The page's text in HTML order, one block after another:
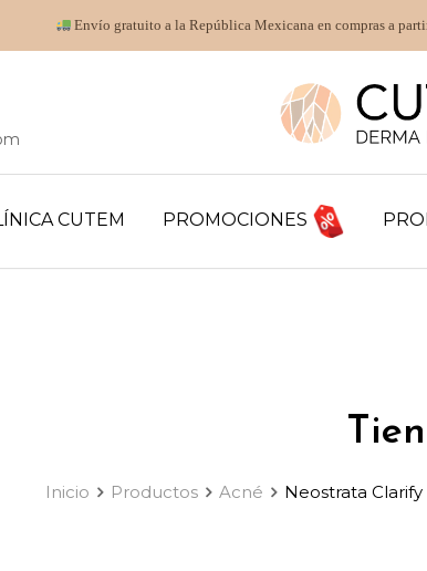
Envío gratuito a la República Mexicana en compras a
CUTEM PROMOCIONES
Inicio Productos Acné Neostrata